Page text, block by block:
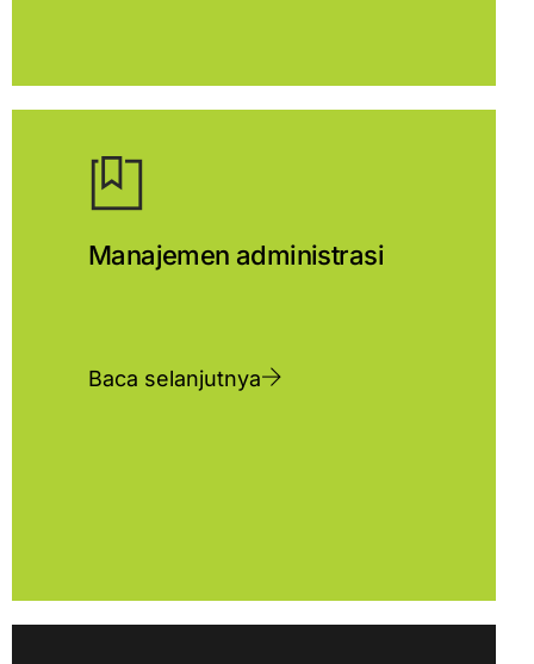
Manajemen administrasi
Baca selanjutnya